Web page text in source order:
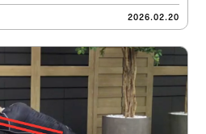
2026.02.20